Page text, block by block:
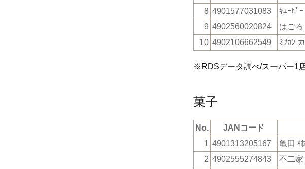
8 4901577031083 ｷﾕｰﾋﾟ
9 4902560020824 はご
10 4902106662549 ﾐﾂｶﾝ
※RDSデータ調べ/スーパー1
菓子
No. JANコード
1 4901313205167 亀田
2 4902555274843 不二